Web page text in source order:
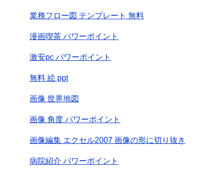
業務フロー図 テンプレート 無料
漫画喫茶 パワーポイント
激安pc パワーポイント
無料 絵 ppt
画像 世界地図
画像 角度 パワーポイント
画像編集 エクセル2007 画像の形に切り抜き
病院紹介 パワーポイント